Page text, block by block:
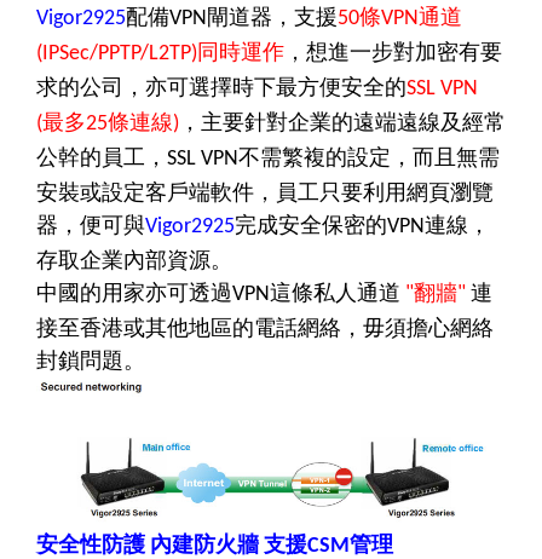
Vigor2925配備VPN閘道器，支援50條VPN通道
(IPSec/PPTP/L2TP)同時運作 ，想進一步對加密有要
求的公司，亦可選擇時下最方便安全的SSL VPN
(最多25條連線) ，主要針對企業的遠端遠線及經常
公幹的員工， SSL VPN不需繁複的設定，而且無需
安裝或設定客戶端軟件，員工只要利用網頁瀏覽
器，便可與Vigor2925完成安全保密的VPN連線，
存取企業內部資源。
中國的用家亦可透過VPN這條私人通道 "翻牆" 連
接至香港或其他地區的電話網絡，毋須擔心網絡
封鎖問題。
安全性防護 內建防火牆支援CSM管理